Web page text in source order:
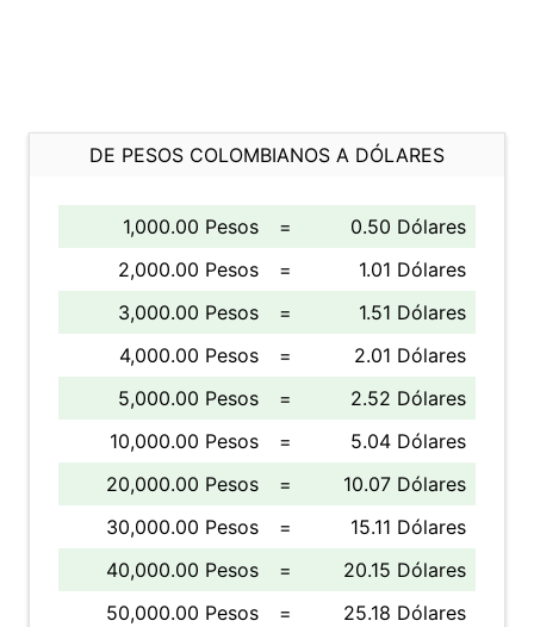
DE PESOS COLOMBIANOS A DÓLARES
1,000.00 Pesos =
0.50 Dólares
2,000.00 Pesos
=
1.01 Dólares
3,000.00 Pesos
=
1.51 Dólares
4,000.00 Pesos
=
2.01 Dólares
5,000.00 Pesos
=
2.52 Dólares
10,000.00 Pesos
=
5.04 Dólares
20,000.00 Pesos
=
10.07 Dólares
30,000.00 Pesos
=
15.11 Dólares
40,000.00 Pesos
=
20.15 Dólares
50,000.00 Pesos
= 25.18 Dólares